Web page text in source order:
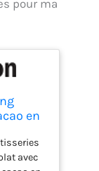
pour ma
en
avec